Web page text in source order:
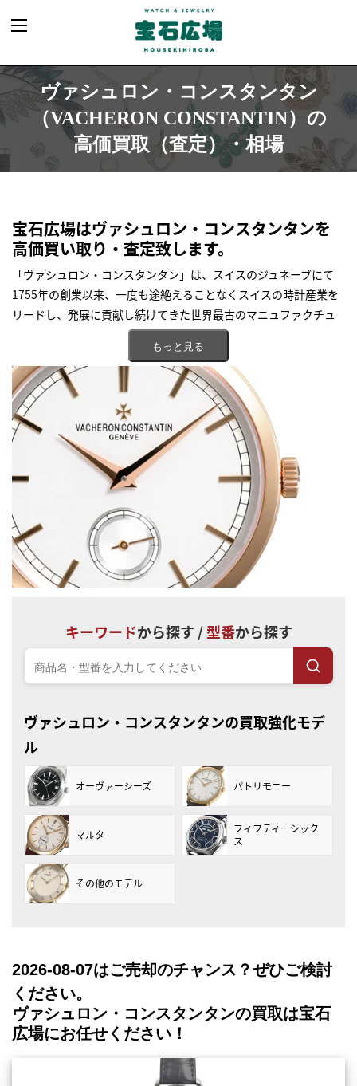
ヴァシュロン・コンスタンタン
（VACHERON CONSTANTIN）の
高価買取（査定）・相場
宝石広場はヴァシュロン・コンスタンタンを
高価買い取り・査定致します。
「ヴァシュロン・コンスタンタン」は、スイスのジュネーブにて
1755年の創業以来、一度も途絶えることなくスイスの時計産業を
リードし、発展に貢献し続けてきた世界最古のマニュファクチュ
ール（一貫製造メーカー）です。
「パテック・フィリップ」・「オーデマ・ピゲ」と共に『世界三
大時計ブランド』と言われる名門で、伝統と革新を融合させた優れ
た高級時計を多数生み出しています。
宝石広場ではヴァシュロン・コンスタンタンを高く買取りさせて
いただきます。
もっと見る
キーワードから探す /型番から探す
ヴァシュロン・コンスタンタンの買取強化モデ
ル
オーヴァーシーズ パトリモニー
マルタ
フィフティーシック
ス
その他のモデル
2026-08-07はご売却のチャンス？ぜひご検討
ください。
ヴァシュロン・コンスタンタンの買取は宝石
広場にお任せください！